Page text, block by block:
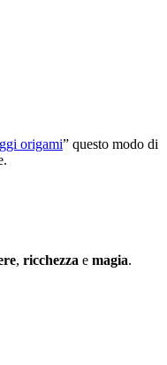
origami” questo modo di
, ricchezza e magia.